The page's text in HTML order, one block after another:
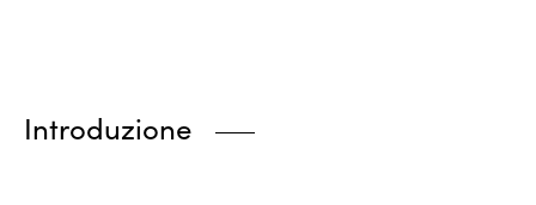
Introduzione